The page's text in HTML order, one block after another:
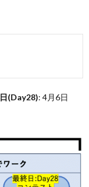
(Day28): 4月6日